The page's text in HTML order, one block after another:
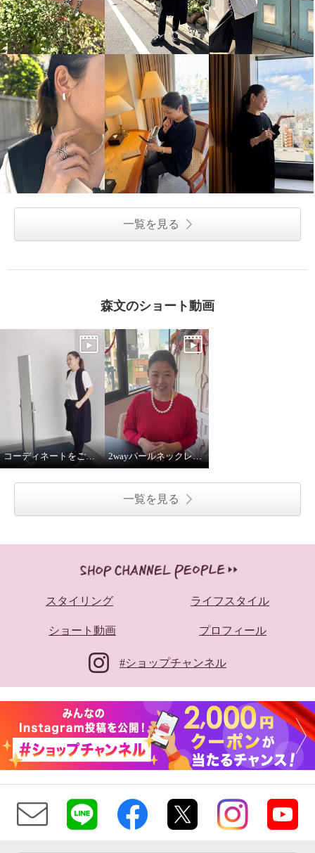
一覧を見る
森文のショート動画
コーディネートをご紹介！ 2wayパールネックレス着用してみました
一覧を見る
スタイリング ライフスタイル
ショート動画 プロフィール
#ショップチャンネル